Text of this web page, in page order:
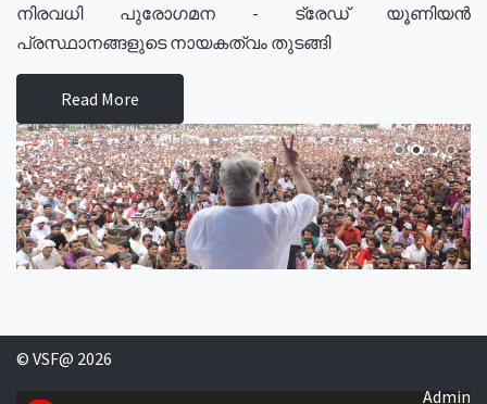
നിരവധി പുരോഗമന - ട്രേഡ് യൂണിയൻ
പ്രസ്ഥാനങ്ങളുടെ നായകത്വം തുടങ്ങി
Read More
© VSF@ 2026
Admin